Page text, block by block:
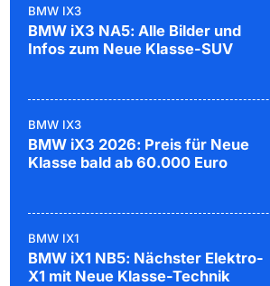
BMW IX3
BMW iX3 NA5: Alle Bilder und
Infos zum Neue Klasse-SUV
BMW IX3
BMW iX3 2026: Preis für Neue
Klasse bald ab 60.000 Euro
BMW IX1
BMW iX1 NB5: Nächster Elektro-
X1 mit Neue Klasse-Technik